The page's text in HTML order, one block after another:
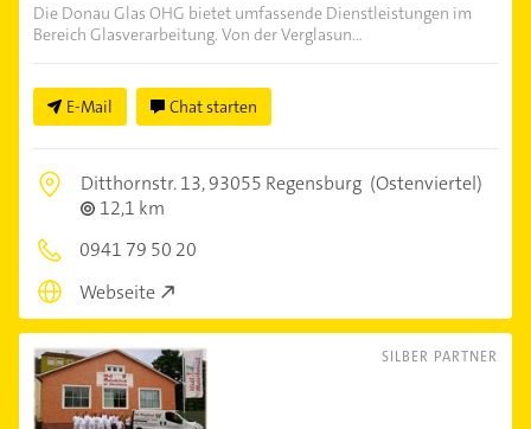
Die Donau Glas OHG bietet umfassende Dienstleistungen im
Bereich Glasverarbeitung. Von der Verglasun...
E-Mail Chat starten
Ditthornstr. 13,93055 Regensburg (Ostenviertel)
12,1 km
0941 79 50 20
Webseite
SILBER PARTNER